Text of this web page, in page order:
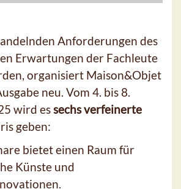
Anforderungen des
Erwartungen der Fachleute
organisiert Maison&Objet
neu. Vom 4. bis 8.
wird essechs verfeinerte
geben:
bietet einen Raum für
Künste und